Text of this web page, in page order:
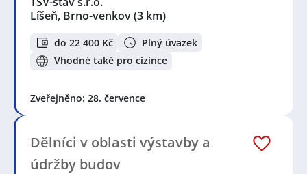
Líšeň, Brno-venkov(3 km)
do 22 400 Kč
Plný úvazek
Vhodné také pro cizince
Zveřejněno: 28. července
Dělníci v oblasti výstavby a
údržby budov